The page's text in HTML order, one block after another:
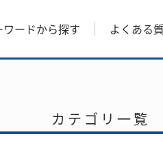
ワードから探す よくある
カテゴリ一覧